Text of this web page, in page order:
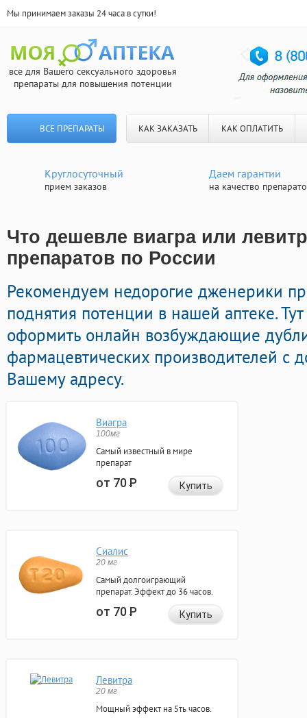
Мы принимаем заказы 24 часа в сутки!
все для Вашего сексуального здоровья
препараты для повышения потенции
ВСЕ ПРЕПАРАТЫ КАК ЗАКАЗАТЬ КАК ОПЛАТИТЬ
Круглосуточный
прием заказов
Даем гарантии
на качество
Что дешевле виагра или
препаратов по России
Рекомендуем недорогие дженерики
поднятия потенции в нашей аптеке.
оформить онлайн возбуждающие
фармацевтических производителей с
Вашему адресу.
Виагра
100мг
Самый известный в мире
препарат
от 70Р Купить
Сиалис
20 мг
Самый долгоиграющий
препарат. Эффект до 36 часов.
от 70Р Купить
Левитра
20 мг
Мощный эффект на 5ть часов.